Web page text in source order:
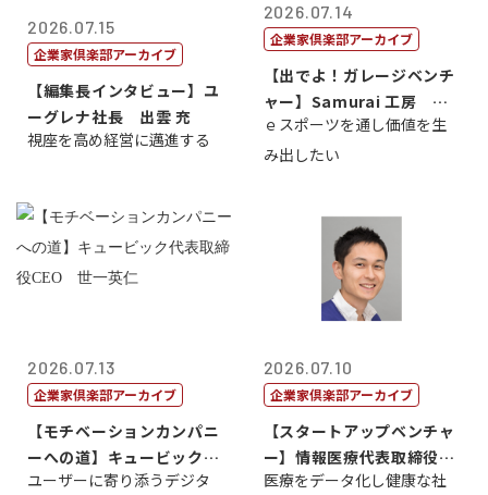
2026.07.15
企業家倶楽部アーカイブ
【編集長インタビュー】ユ
ーグレナ社長 出雲 充
視座を高め経営に邁進する
2026.07.14
企業家倶楽部アーカイブ
【出でよ！ガレージベンチ
ャー】Samurai 工房 代
表取締...
ｅスポーツを通し価値を生
み出したい
2026.07.13
企業家倶楽部アーカイブ
【モチベーションカンパニ
ーへの道】キュービック代
表取締役CE...
ユーザーに寄り添うデジタ
2026.07.10
企業家倶楽部アーカイブ
【スタートアップベンチャ
ー】情報医療代表取締役
原 聖吾
医療をデータ化し健康な社